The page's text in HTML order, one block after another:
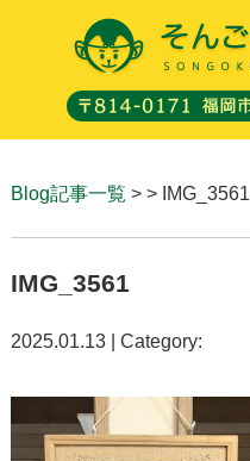
Blog記事一覧 > > IMG_3561
IMG_3561
2025.01.13 | Category: